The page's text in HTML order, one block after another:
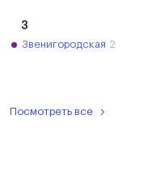
З
Звенигородская 2
Посмотреть все